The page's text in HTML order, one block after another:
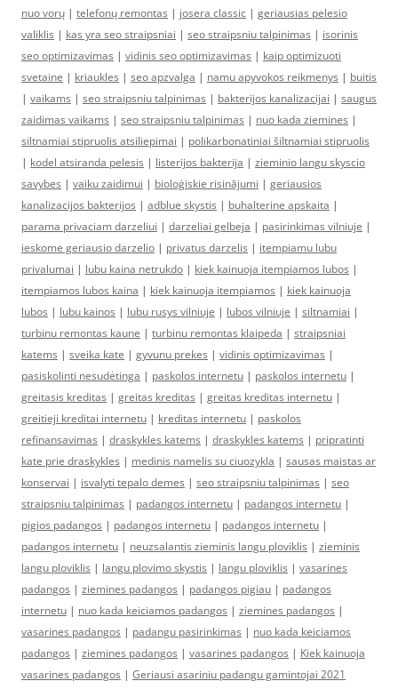
nuo vorų | telefonų remontas | josera classic | geriausias pelesio
valiklis | kas yra seo straipsniai | seo straipsniu talpinimas | isorinis
seo optimizavimas | vidinis seo optimizavimas | kaip optimizuoti
svetaine | kriaukles | seo apzvalga | namu apyvokos reikmenys | buitis
| vaikams | seo straipsniu talpinimas | bakterijos kanalizacijai | saugus
zaidimas vaikams | seo straipsniu talpinimas | nuo kada ziemines |
siltnamiai stipruolis atsiliepimai | polikarbonatiniai šiltnamiai stipruolis
| kodel atsiranda pelesis | listerijos bakterija | zieminio langu skyscio
savybes | vaiku zaidimui | bioloģiskie risinājumi | geriausios
kanalizacijos bakterijos | adblue skystis | buhalterine apskaita |
parama privaciam darzeliui | darzeliai gelbeja | pasirinkimas vilniuje |
ieskome geriausio darzelio | privatus darzelis | itempiamu lubu
privalumai | lubu kaina netrukdo | kiek kainuoja itempiamos lubos |
itempiamos lubos kaina | kiek kainuoja itempiamos | kiek kainuoja
lubos | lubu kainos | lubu rusys vilniuje | lubos vilniuje | siltnamiai |
turbinu remontas kaune | turbinu remontas klaipeda | straipsniai
katems | sveika kate | gyvunu prekes | vidinis optimizavimas |
pasiskolinti nesudėtinga | paskolos internetu | paskolos internetu |
greitasis kreditas | greitas kreditas | greitas kreditas internetu |
greitieji kreditai internetu | kreditas internetu | paskolos
refinansavimas | draskykles katems | draskykles katems | pripratinti
kate prie draskykles | medinis namelis su ciuozykla | sausas maistas ar
konservai | isvalyti tepalo demes | seo straipsniu talpinimas | seo
straipsniu talpinimas | padangos internetu | padangos internetu |
pigios padangos | padangos internetu | padangos internetu |
padangos internetu | neuzsalantis zieminis langu ploviklis | zieminis
langu ploviklis | langu plovimo skystis | langu ploviklis | vasarines
padangos | ziemines padangos | padangos pigiau | padangos
internetu | nuo kada keiciamos padangos | ziemines padangos |
vasarines padangos | padangu pasirinkimas | nuo kada keiciamos
padangos | ziemines padangos | vasarines padangos | Kiek kainuoja
vasarines padangos | Geriausi asariniu padangu gamintojai 2021